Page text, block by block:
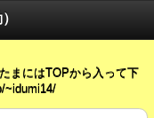
まにはTOPから入って下
~idumi14/